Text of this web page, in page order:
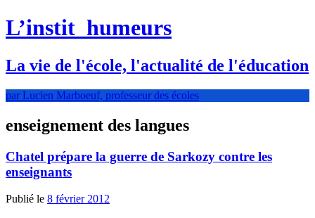
L’instit humeurs
La vie de l'école, l'actualité de l'éducation
par Lucien Marboeuf, professeur des écoles
enseignement des langues
Chatel prépare la guerre de Sarkozy contre les
enseignants
Publié le 8 février 2012